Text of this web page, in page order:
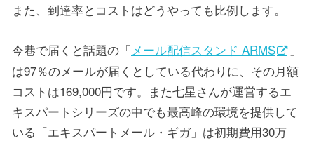
また、到達率とコストはどうやっても比例します。
今巷で届くと話題の「 メール配信スタンド ARMS
」
は97％のメールが届くとしている代わりに、その月額
コストは169,000円です。また七星さんが運営するエ
キスパートシリーズの中でも最高峰の環境を提供して
いる「エキスパートメール・ギガ」は初期費用30万